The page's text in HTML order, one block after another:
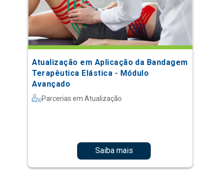
Atualização em Aplicação da Bandagem
Terapêutica Elástica - Módulo
Avançado
Parcerias em Atualização
Saiba mais